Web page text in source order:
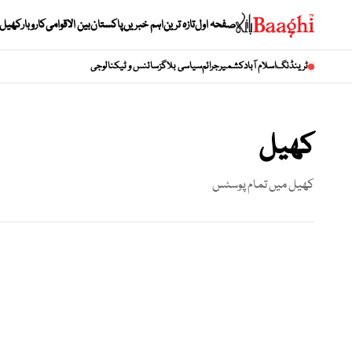
صفحہ اولتازہ تریناہم خبریںپاکستانبین الاقوامیکاروبارکھیل
ٹرینڈنگاسلام آبادکشمیرجرائمسیاسی بلاگزسائنس و ٹیکنالوجی
کھیل
کھیلمیں تمام پوسٹس